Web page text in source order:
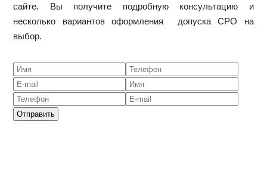
сайте. Вы получите подробную консультацию и
несколько вариантов оформления допуска СРО на
выбор.